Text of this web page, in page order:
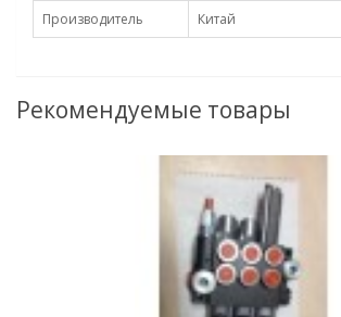
Производитель
Китай
Рекомендуемые товары